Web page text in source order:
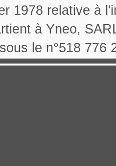
1978 relative à
à Yneo,
sous le n°518 776